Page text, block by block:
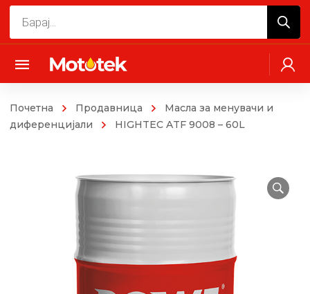
Почетна Продавница
Масла за менувачи и
диференцијали
HIGHTEC ATF 9008 – 60L